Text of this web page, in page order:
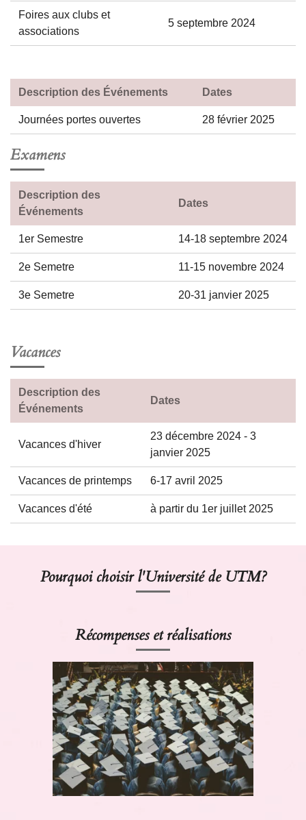
Foires aux clubs et
associations
5 septembre 2024
Description des Événements Dates
Journées portes ouvertes 28 février 2025
Examens
Description des
Événements
Dates
1er Semestre 14-18 septembre 2024
2e Semetre 11-15 novembre 2024
3e Semetre 20-31 janvier 2025
Vacances
Description des
Événements
Dates
Vacances d'hiver
23 décembre 2024 - 3
janvier 2025
Vacances de printemps 6-17 avril 2025
Vacances d'été à partir du 1er juillet 2025
Pourquoi choisir l'Université de UTM?
Récompenses et réalisations